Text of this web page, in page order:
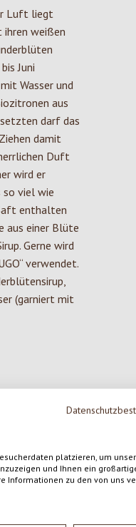
platzieren, um
und Ihnen ein
Informationen zu den von uns
Luft liegt
ihren weißen
Juni
Wasser und
aus
darf das
damit
Duft
wird er
viel wie
enthalten
aus einer Blüte
Gerne wird
verwendet.
(garniert mit
0 von 5 Sternen
mit anderen